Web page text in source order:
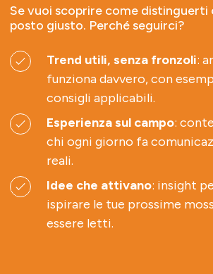
Se vuoi scoprire come distinguerti
posto giusto. Perché seguirci?
Trend utili, senza fronzoli:
funziona davvero, con
consigli applicabili.
Esperienza sul campo:
chi ogni giorno fa
reali.
Idee che attivano: insight
ispirare le tue prossime
essere letti.